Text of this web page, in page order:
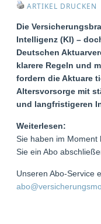
ARTIKEL DRUCKEN
Die
Intelligenz (KI) –
Deutschen
klarere Regeln und
fordern die Aktuare
Altersvorsorge mit
und langfristigeren
Weiterlesen:
Sie haben im Moment
Sie ein Abo
Unseren Abo-Service